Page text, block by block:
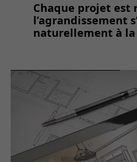
Chaque projet est
l’agrandissement
naturellement à la